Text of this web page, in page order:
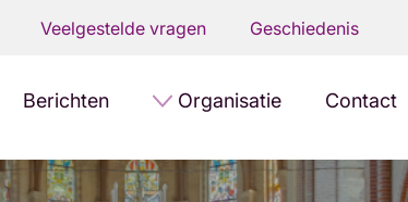
Veelgestelde vragen Geschiedenis
Berichten Organisatie Contact